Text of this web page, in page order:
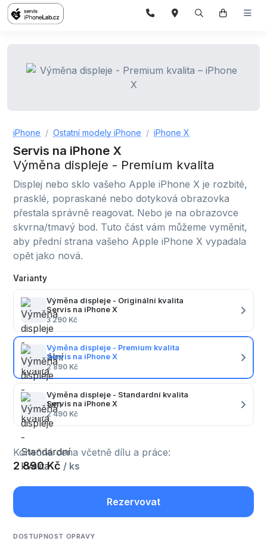
iPhone Ostatní modely iPhone iPhone X
Servis na iPhone X
Výměna displeje - Premium kvalita
Displej nebo sklo vašeho Apple iPhone X je rozbité,
prasklé, popraskané nebo dotyková obrazovka
přestala správně reagovat. Nebo je na obrazovce
skvrna/tmavý bod. Tuto část vám můžeme vyměnit,
aby přední strana vašeho Apple iPhone X vypadala
opět jako nová.
Varianty
Výměna displeje - Originální kvalita
Servis na iPhone X
3 290 Kč
Výměna displeje - Premium kvalita
Servis na iPhone X
2 890 Kč
Výměna displeje - Standardní kvalita
Servis na iPhone X
2 490 Kč
Konečná cena včetně dílu a práce:
2 890 Kč / ks
Rezervovat
DOSTUPNOST OPRAVY